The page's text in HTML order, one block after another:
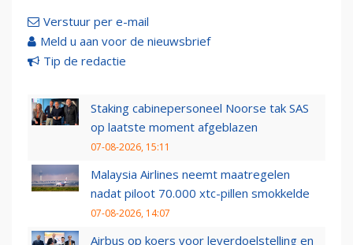
Verstuur per e-mail
Meld u aan voor de nieuwsbrief
Tip de redactie
Staking cabinepersoneel Noorse tak SAS
op laatste moment afgeblazen
07-08-2026, 15:11
Malaysia Airlines neemt maatregelen
nadat piloot 70.000 xtc-pillen smokkelde
07-08-2026, 14:07
Airbus op koers voor leverdoelstelling en